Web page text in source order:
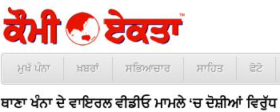
ਮੁਖੱ ਪੰਨਾ ਖ਼ਬਰਾਂ ਸਭਿਆਚਾਰ ਸਾਹਿਤ ਫੋਟੋ
ਥਾਣਾ ਖੰਨਾ ਦੇ ਵਾਇਰਲ ਵੀਡੀਓ ਮਾਮਲੇ ‘ਚ ਦੋਸ਼ੀਆਂ